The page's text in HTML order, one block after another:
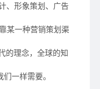
、形象策划、广告
某一种营销策划渠
的理念，全球的知
一样需要。